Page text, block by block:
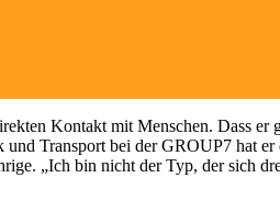
Kontakt mit Menschen. Dass
Transport bei der GROUP7 hat
„Ich bin nicht der Typ, der sich